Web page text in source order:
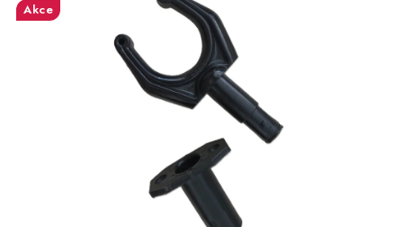
LODNÍ MOTORY
NAFUKOVACÍ ČLUNY
LODNÍ ELEKTROMOTORY
PRAMICE A MOTOROVÉ VESLICE
Akce